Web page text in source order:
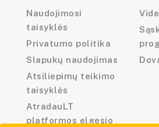
Naudojimosi
taisyklės
Privatumo politika
Slapukų naudojimas
Atsiliepimų teikimo
taisyklės
AtradauLT
platformos elgesio